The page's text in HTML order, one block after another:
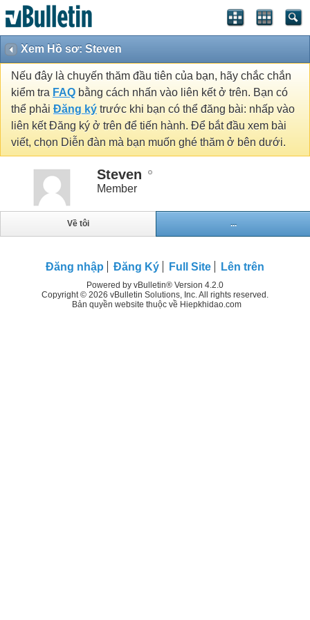
Xem Hồ sơ: Steven
Nếu đây là chuyến thăm đầu tiên của bạn, hãy chắc chắn
kiểm tra FAQ bằng cách nhấn vào liên kết ở trên. Bạn có
thể phải Đăng ký trước khi bạn có thể đăng bài: nhấp vào
liên kết Đăng ký ở trên để tiến hành. Để bắt đầu xem bài
viết, chọn Diễn đàn mà bạn muốn ghé thăm ở bên dưới.
Steven
Member
Về tôi ...
Đăng nhập Đăng Ký Full Site Lên trên
Powered by vBulletin® Version 4.2.0
Copyright © 2026 vBulletin Solutions, Inc. All rights reserved.
Bản quyền website thuộc về Hiepkhidao.com